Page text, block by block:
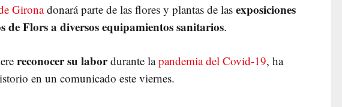
Gironadonará parte de las flores y plantas de las exposiciones
de Flors a diversos equipamientos sanitarios.
reconocer su labordurante lapandemia del Covid-19, ha
en un comunicado este viernes.